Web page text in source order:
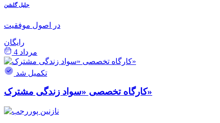
جلیل گلشن
در اصول موفقیت
رایگان
مرداد 4
تکمیل شد
کارگاه تخصصی «سواد زندگی مشترک»